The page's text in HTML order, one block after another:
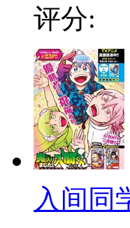
评分:
入间同